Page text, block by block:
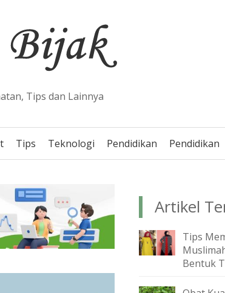
Tips dan Lainnya
Tips Teknologi Pendidikan Pendidikan
Artikel
Tips
Bentuk